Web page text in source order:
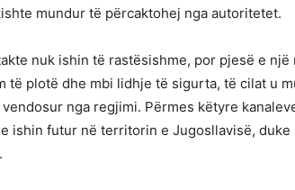
mundur të përcaktohej nga autoritetet.
nuk ishin të rastësishme, por pjesë e
të plotë dhe mbi lidhje të sigurta, të cilat u
nga regjimi. Përmes këtyre
ishin futur në territorin e Jugosllavisë,